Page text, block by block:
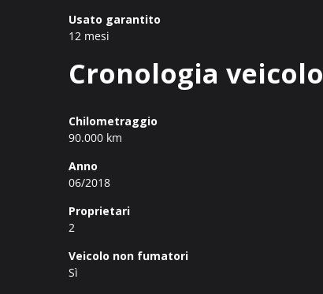
Usato garantito
12 mesi
Cronologia veicolo
Chilometraggio
90.000 km
Anno
06/2018
Proprietari
2
Veicolo non fumatori
Sì